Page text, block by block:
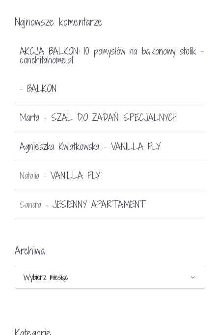
Najnowsze komentarze
AKCJA BALKON: 10 pomysłów na balkonowy stolik -
conchitahome.pl
- BALKON
Marta - SZAL DO ZADAŃ SPECJALNYCH
Agnieszka Kwiatkowska - VANILLA FLY
Natalia - VANILLA FLY
Sandra - JESIENNY APARTAMENT
Archiwa